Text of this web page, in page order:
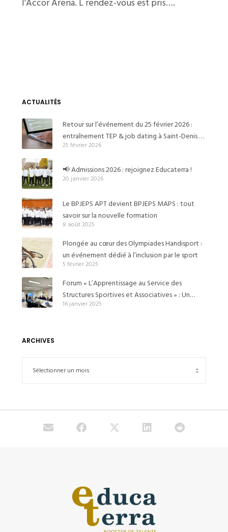
ACTUALITÉS
Retour sur l’événement du 25 février 2026 :
entraînement TEP & job dating à Saint-Denis et
Pierrefitte
25 février 2026
📢 Admissions 2026 : rejoignez Educaterra !
20 janvier 2026
Le BPJEPS APT devient BPJEPS MAPS : tout
savoir sur la nouvelle formation
8 août 2025
Plongée au cœur des Olympiades Handisport :
un événement dédié à l’inclusion par le sport
5 février 2025
Forum « L’Apprentissage au Service des
Structures Sportives et Associatives » : Un
Événement Clé pour le Recrutement
16 janvier 2025
ARCHIVES